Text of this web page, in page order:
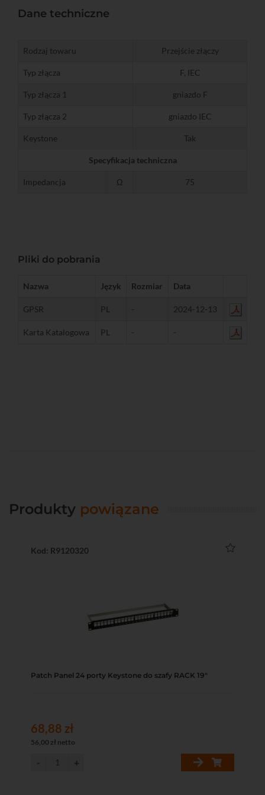
Dane techniczne
Rodzaj towaru Przejście złączy
Typ złącza F, IEC
Typ złącza 1 gniazdo F
Typ złącza 2 gniazdo IEC
Keystone Tak
Specyfikacja techniczna
Impedancja Ω 75
Pliki do pobrania
Nazwa Język Rozmiar Data
GPSR PL - 2024-12-13
Karta Katalogowa PL - -
Produkty powiązane
Kod: R9120320
Patch Panel 24 porty Keystone do szafy RACK 19"
68,88 zł
56,00 zł netto